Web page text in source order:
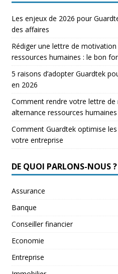
Les enjeux de 2026 pour
des affaires
Rédiger une lettre de
ressources humaines : le bon
5 raisons d’adopter Guardtek
en 2026
Comment rendre votre lettre
alternance ressources
Comment Guardtek optimise
votre entreprise
DE QUOI PARLONS-NOUS ?
Assurance
Banque
Conseiller financier
Economie
Entreprise